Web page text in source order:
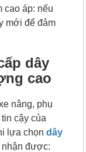
cao áp: nếu
mới để đảm
dây
cao
nâng, phụ
cậy của
lựa chọndây
nhận được: